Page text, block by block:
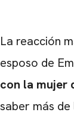
La reacción
esposo de
con la mujer
saber más